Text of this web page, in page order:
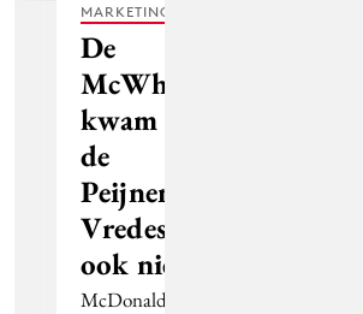
MARKETING
De
McWhopper
kwam er niet,
de
PeijnenBolletje
Vredeskoek
ook niet
McDonald’s wimpelde